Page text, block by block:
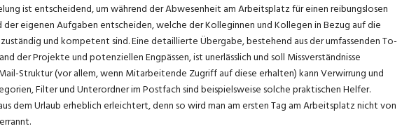
ist entscheidend, um während der Abwesenheit am Arbeitsplatz für einen reibungslosen
der eigenen Aufgaben entscheiden, welche der Kolleginnen und Kollegen in Bezug auf die
und kompetent sind. Eine detaillierte Übergabe, bestehend aus der umfassenden To-
der Projekte und potenziellen Engpässen, ist unerlässlich und soll Missverständnisse
Struktur (vor allem, wenn Mitarbeitende Zugriff auf diese erhalten) kann Verwirrung und
Filter und Unterordner im Postfach sind beispielsweise solche praktischen Helfer.
dem Urlaub erheblich erleichtert, denn so wird man am ersten Tag am Arbeitsplatz nicht von